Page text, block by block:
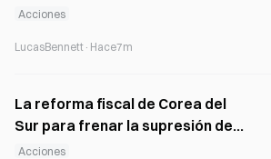
para adquirir Sangsangin
wones
Acciones
LucasBennett · Hace7m
La reforma fiscal de Corea del
Sur para frenar la supresión de
los precios de las acciones
Acciones